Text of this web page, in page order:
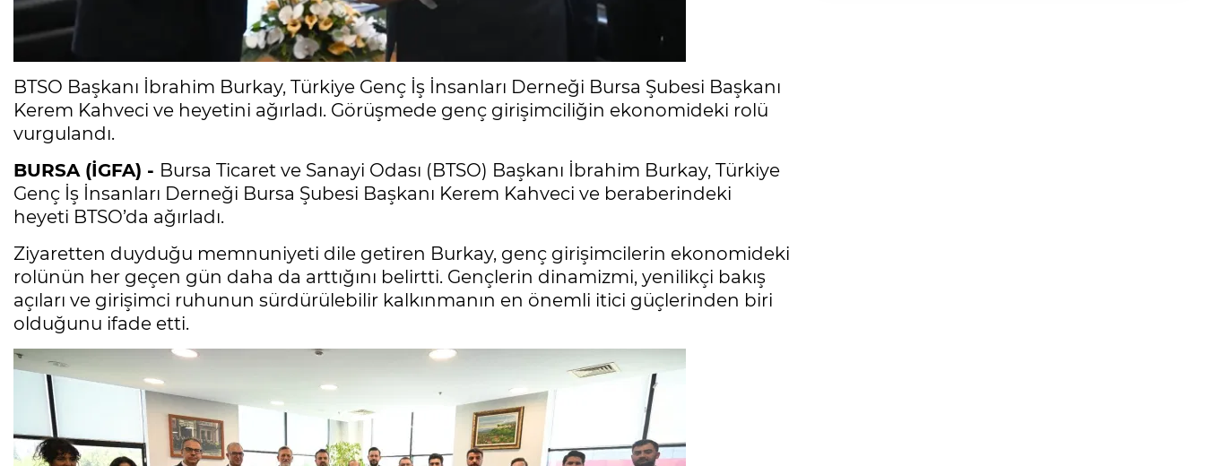
BTSO Başkanı İbrahim Burkay, Türkiye Genç İş İnsanları Derneği Bursa Şubesi Başkanı
Kerem Kahveci ve heyetini ağırladı. Görüşmede genç girişimciliğin ekonomideki rolü
vurgulandı.
BURSA (İGFA) - Bursa Ticaret ve Sanayi Odası (BTSO) Başkanı İbrahim Burkay, Türkiye
Genç İş İnsanları Derneği Bursa Şubesi Başkanı Kerem Kahveci ve beraberindeki
heyeti BTSO’da ağırladı.
Ziyaretten duyduğu memnuniyeti dile getiren Burkay, genç girişimcilerin ekonomideki
rolünün her geçen gün daha da arttığını belirtti. Gençlerin dinamizmi, yenilikçi bakış
açıları ve girişimci ruhunun sürdürülebilir kalkınmanın en önemli itici güçlerinden biri
olduğunu ifade etti.